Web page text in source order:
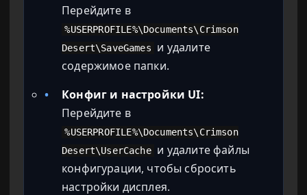
Перейдите в
%USERPROFILE%\Documents\Crimson
Desert\SaveGames
и удалите
содержимое папки.
•
Конфиг и настройки UI:
Перейдите в
%USERPROFILE%\Documents\Crimson
Desert\UserCache и удалите файлы
конфигурации, чтобы сбросить
настройки дисплея.